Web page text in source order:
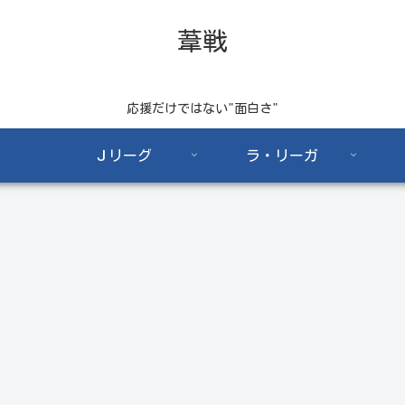
葦戦
応援だけではない"面白さ"
Ｊリーグ ラ・リーガ